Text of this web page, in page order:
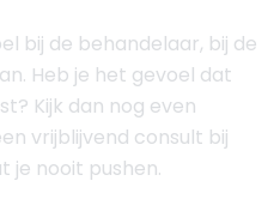
bij de behandelaar, bij de
Heb je het gevoel dat
Kijk dan nog even
vrijblijvend consult bij
je nooit pushen.